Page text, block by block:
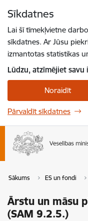
Sīkdatnes
Lai šī tīmekļvietne
sīkdatnes. Ar Jūsu
izmantotas statistikas
Lūdzu, atzīmējiet savu
Noraidīt
Pārvaldīt sīkdatnes
Sākums ES un fondi
Ārstu un māsu
(SAM 9.2.5.)